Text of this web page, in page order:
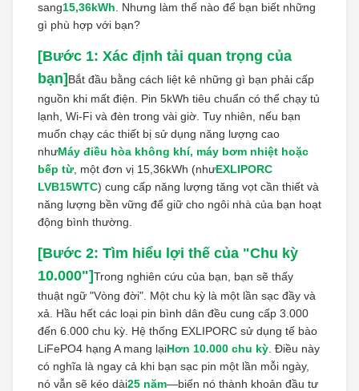
sang15,36kWh . Nhưng làm thế nào để bạn biết những
gì phù hợp với bạn?
[Bước 1: Xác định tải quan trọng của
bạn] Bắt đầu bằng cách liệt kê những gì bạn phải cấp
nguồn khi mất điện. Pin 5kWh tiêu chuẩn có thể chạy tủ
lạnh, Wi-Fi và đèn trong vài giờ. Tuy nhiên, nếu bạn
muốn chạy các thiết bị sử dụng năng lượng cao
nhưMáy điều hòa không khí, máy bơm nhiệt hoặc
bếp từ, một đơn vị 15,36kWh (nhưEXLIPORC
LVB15WTC) cung cấp năng lượng tăng vọt cần thiết và
năng lượng bền vững để giữ cho ngôi nhà của bạn hoạt
động bình thường.
[Bước 2: Tìm hiểu lợi thế của "Chu kỳ
10.000"]Trong nghiên cứu của bạn, bạn sẽ thấy
thuật ngữ "Vòng đời". Một chu kỳ là một lần sạc đầy và
xả. Hầu hết các loại pin bình dân đều cung cấp 3.000
đến 6.000 chu kỳ. Hệ thống EXLIPORC sử dụng tế bào
LiFePO4 hạng A mang lạiHơn 10.000 chu kỳ . Điều này
có nghĩa là ngay cả khi bạn sạc pin một lần mỗi ngày,
nó vẫn sẽ kéo dài25 năm—biến nó thành khoản đầu tư